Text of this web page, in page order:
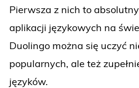
Pierwsza z nich to
aplikacji językowych na
Duolingo można się uczyć
popularnych, ale też
języków.